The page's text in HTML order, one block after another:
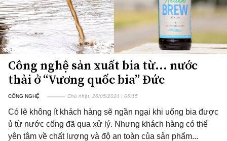
Công nghệ sản xuất bia từ... nước
thải ở “Vương quốc bia” Đức
CÔNG NGHỆ Chủ nhật, 26/05/2024 | 06:15
Có lẽ không ít khách hàng sẽ ngần ngại khi uống bia được
ủ từ nước cống đã qua xử lý. Nhưng khách hàng có thể
yên tâm về chất lượng và độ an toàn của sản phẩm...